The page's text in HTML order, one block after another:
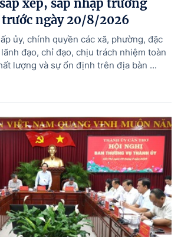
xếp, sáp nhập trường
trước ngày 20/8/2026
ủy, chính quyền các xã, phường, đặc
đạo, chỉ đạo, chịu trách nhiệm toàn
lượng và sự ổn định trên địa bàn ...